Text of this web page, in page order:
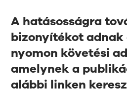
A hatásosságra
bizonyítékot adnak
nyomon követési
amelynek a
alábbi linken